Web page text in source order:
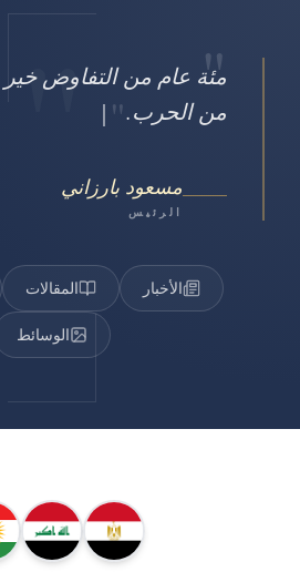
" "
مئة عام من التفاوض
من الحرب."
مسعود بارزاني
الرئيس
الأخبار المقالات
الوسائط